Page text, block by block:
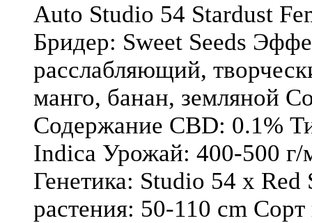
Auto Studio 54 Stardust
Бридер: Sweet Seeds
расслабляющий,
манго, банан, земляной
Содержание CBD: 0.1%
Indica Урожай: 400-500 г/
Генетика: Studio 54 x
растения: 50-110 cm